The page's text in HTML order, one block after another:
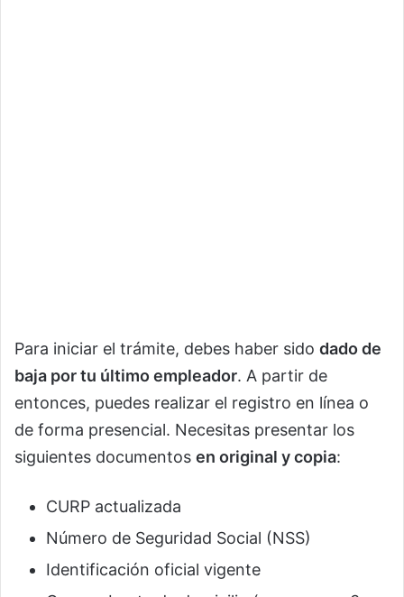
Para iniciar el trámite, debes haber sido dado de
baja por tu último empleador. A partir de
entonces, puedes realizar el registro en línea o
de forma presencial. Necesitas presentar los
siguientes documentos en original y copia:
CURP actualizada
Número de Seguridad Social (NSS)
Identificación oficial vigente